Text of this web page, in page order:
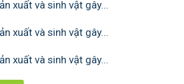
xuất và sinh vật gây...
xuất và sinh vật gây...
xuất và sinh vật gây...